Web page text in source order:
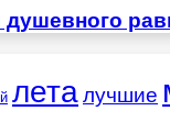
душевного
леталучшие